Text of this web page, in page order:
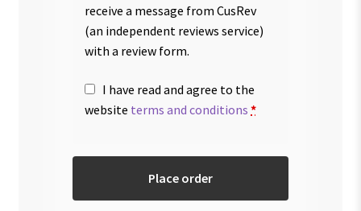
receive a message from CusRev
(an independent reviews service)
with a review form.
I have read and agree to the
website terms and conditions *
Place order